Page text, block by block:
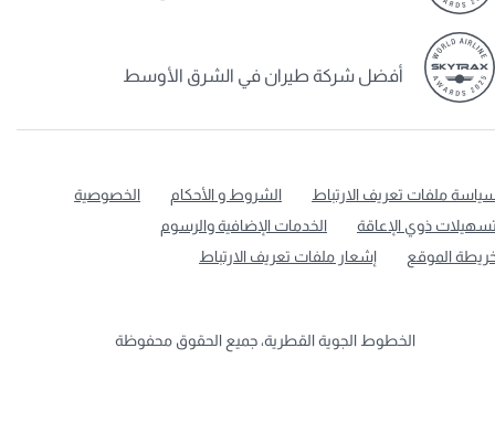
أفضل شركة طيران في الشرق الأوسط
ملفات تعريف الارتباط الشروط و الأحكام
الخصوصية
ذوي الإعاقة
الخدمات الإضافية والرسوم
الموقع
إشعار ملفات تعريف الارتباط
الخطوط الجوية القطرية، جميع الحقوق محفوظة